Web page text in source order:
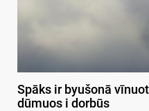
Spāks ir byušonā
dūmuos i dorbūs